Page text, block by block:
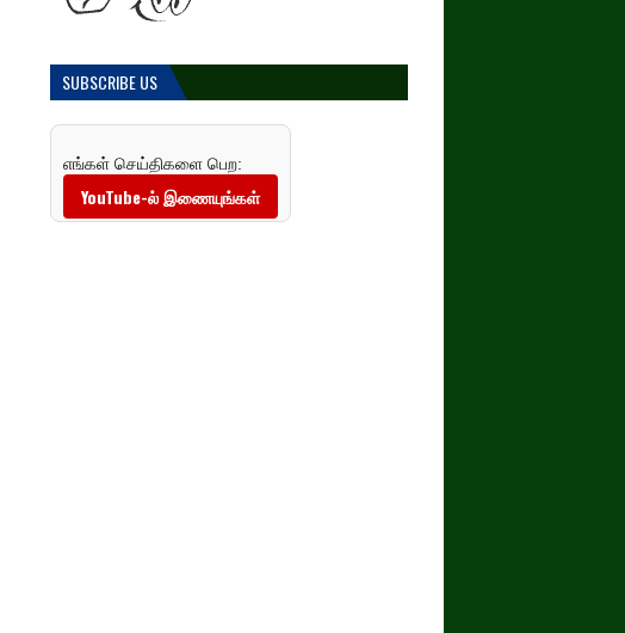
SUBSCRIBE US
எங்கள் செய்திகளை பெற:
YouTube-ல் இணையுங்கள்